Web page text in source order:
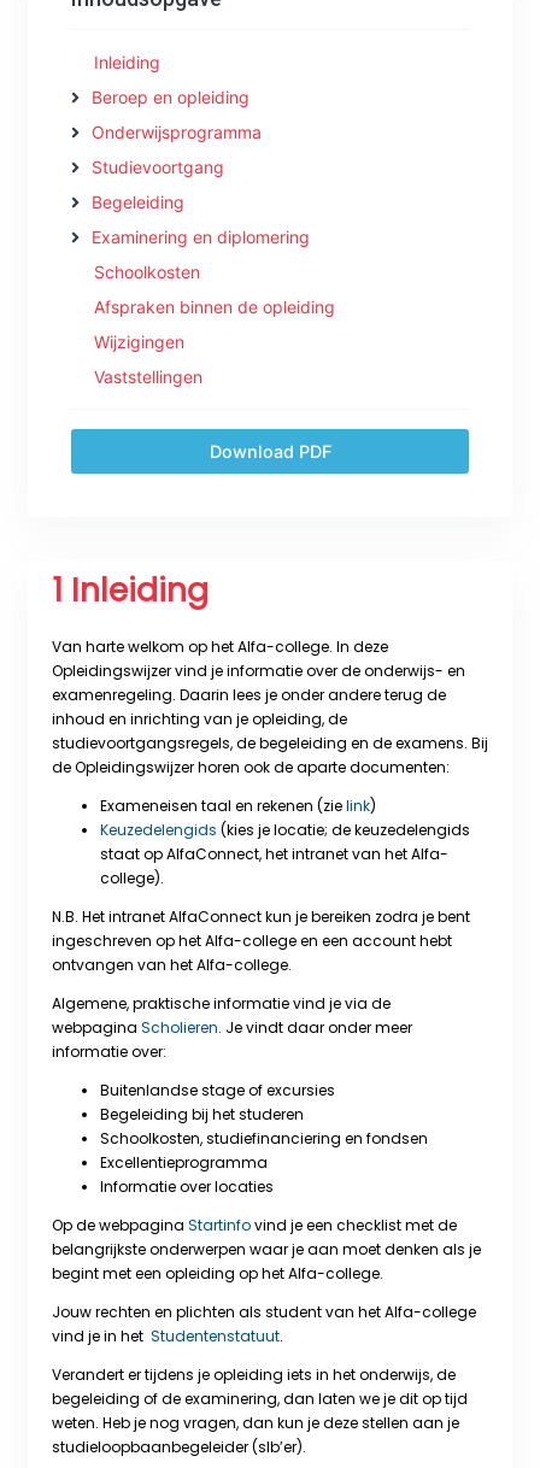
Inleiding
Beroep en opleiding
Onderwijsprogramma
Studievoortgang
Begeleiding
Examinering en diplomering
Schoolkosten
Afspraken binnen de opleiding
Wijzigingen
Vaststellingen
Download PDF